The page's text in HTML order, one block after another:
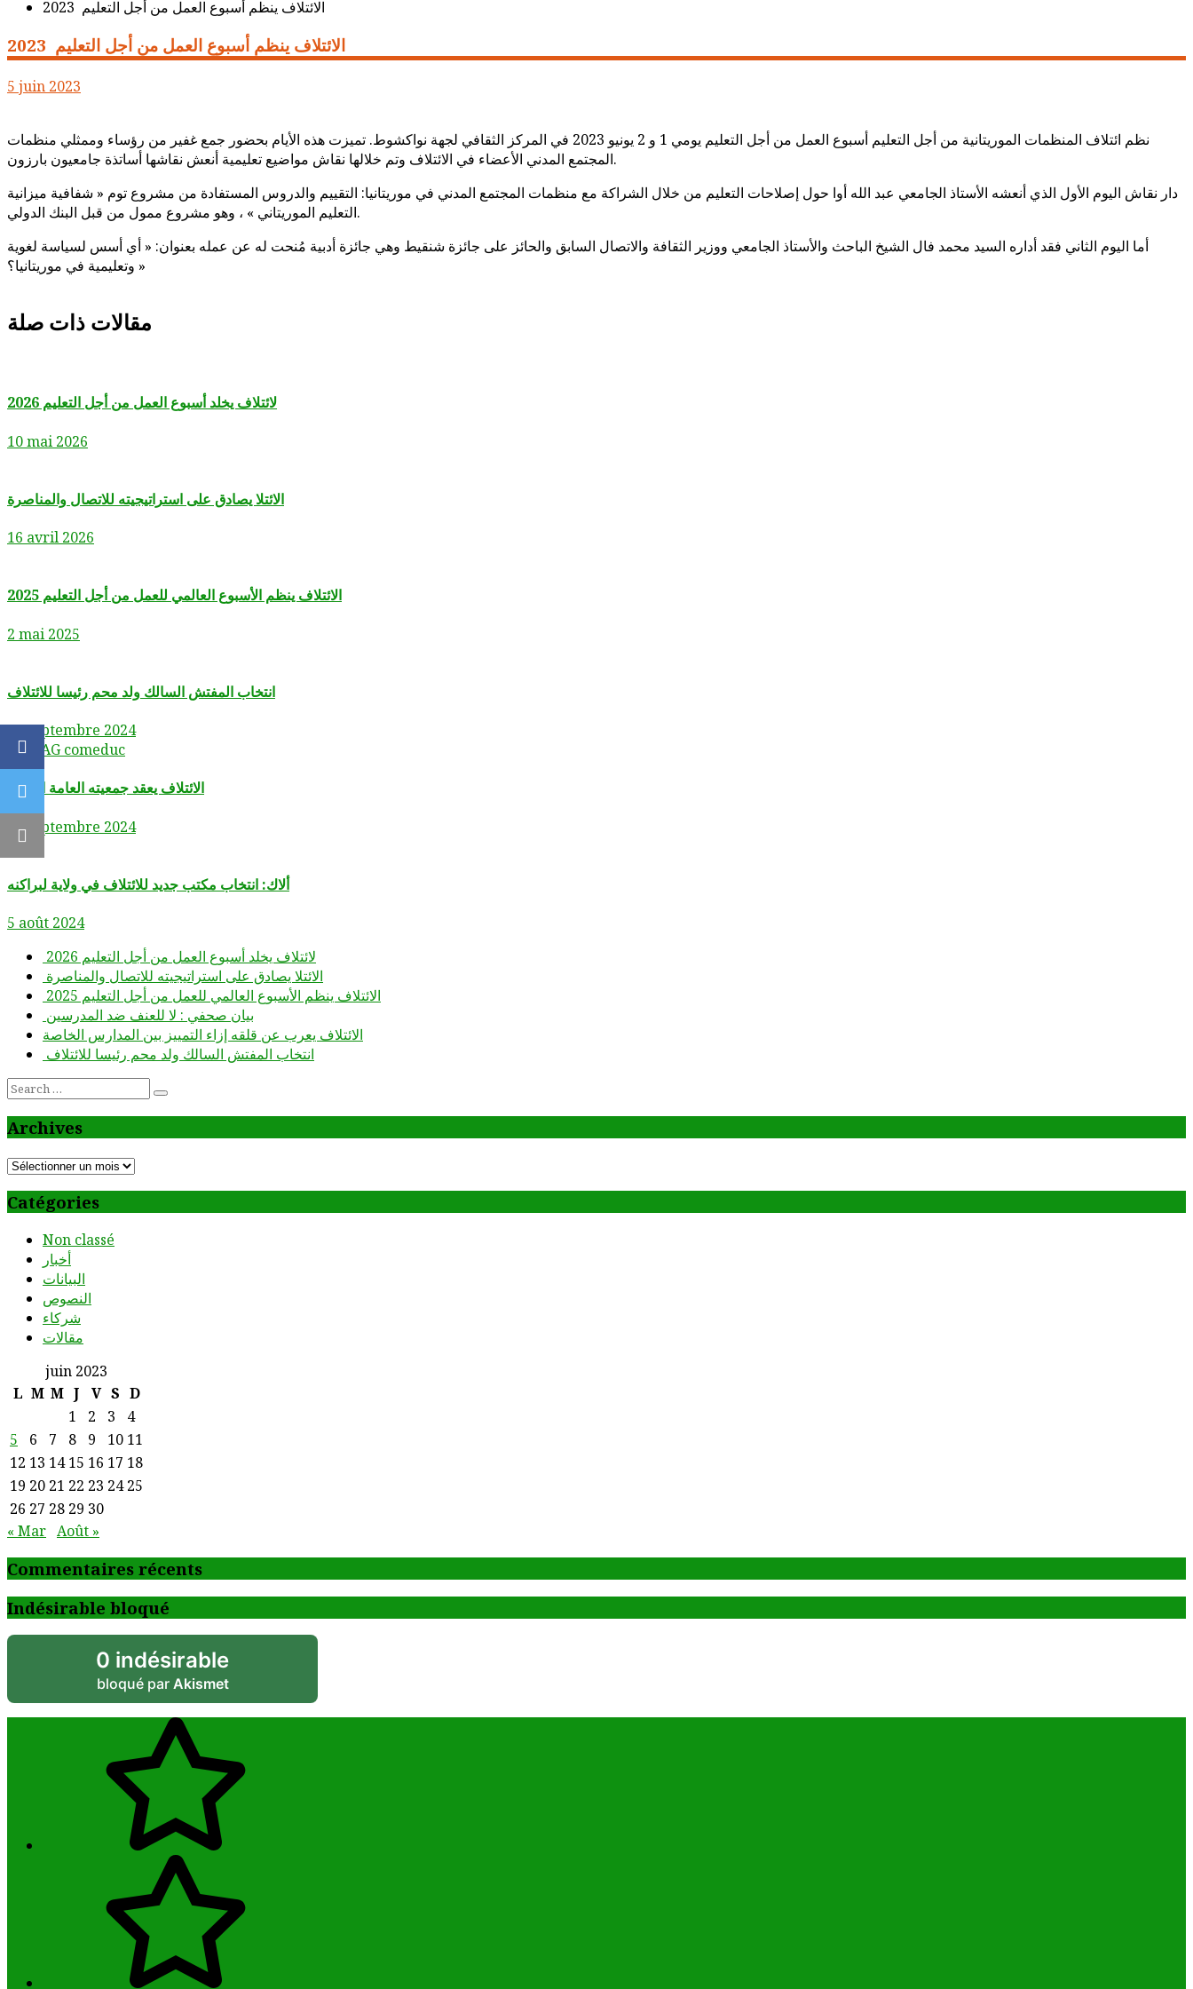
الائتلاف ينظم أسبوع العمل من أجل التعليم 2023
الائتلاف ينظم أسبوع العمل من أجل التعليم 2023
5 juin 2023
نظم ائتلاف المنظمات الموريتانية من أجل التعليم أسبوع العمل من أجل التعليم يومي 1 و 2 يونيو 2023 في المركز الثقافي لجهة نواكشوط. تميزت هذه الأيام بحضور جمع غفير من رؤساء وممثلي منظمات
المجتمع المدني الأعضاء في الائتلاف وتم خلالها نقاش مواضيع تعليمية أنعش نقاشها أساتذة جامعيون بارزون.
دار نقاش اليوم الأول الذي أنعشه الأستاذ الجامعي عبد الله أوا حول إصلاحات التعليم من خلال الشراكة مع منظمات المجتمع المدني في موريتانيا: التقييم والدروس المستفادة من مشروع توم « شفافية ميزانية
التعليم الموريتاني » ، وهو مشروع ممول من قبل البنك الدولي.
أما اليوم الثاني فقد أداره السيد محمد فال الشيخ الباحث والأستاذ الجامعي ووزير الثقافة والاتصال السابق والحائز على جائزة شنقيط وهي جائزة أدبية مُنحت له عن عمله بعنوان: « أي أسس لسياسة لغوية
وتعليمية في موريتانيا؟ »
مقالات ذات صلة
لائتلاف يخلد أسبوع العمل من أجل التعليم 2026
10 mai 2026
الائتلا يصادق على استراتيجيته للاتصال والمناصرة
16 avril 2026
الائتلاف ينظم الأسبوع العالمي للعمل من أجل التعليم 2025
2 mai 2025
انتخاب المفتش السالك ولد محم رئيسا للائتلاف
29 septembre 2024
الائتلاف يعقد جمعيته العامة الرابعة
28 septembre 2024
ألاك: انتخاب مكتب جديد للائتلاف في ولاية لبراكنه
5 août 2024
لائتلاف يخلد أسبوع العمل من أجل التعليم 2026
الائتلا يصادق على استراتيجيته للاتصال والمناصرة
الائتلاف ينظم الأسبوع العالمي للعمل من أجل التعليم 2025
بيان صحفي : لا للعنف ضد المدرسين
الائتلاف يعرب عن قلقه إزاء التمييز بين المدارس الخاصة
انتخاب المفتش السالك ولد محم رئيسا للائتلاف
Search
Archives
Archives
Catégories
Non classé
أخبار
البيانات
النصوص
شركاء
مقالات
juin 2023
L M M J V S D
1
2 3
4
5
6 7 8 9 10 11
12 13 14 15 16 17 18
19 20 21 22 23 24 25
26 27 28 29 30
« Mar Août »
Commentaires récents
Indésirable bloqué
0 indésirable
bloqué par Akismet
Facebook
Twitter
Email